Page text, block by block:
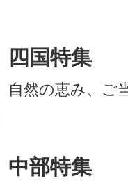
四国特集
自然の恵み、ご
中部特集